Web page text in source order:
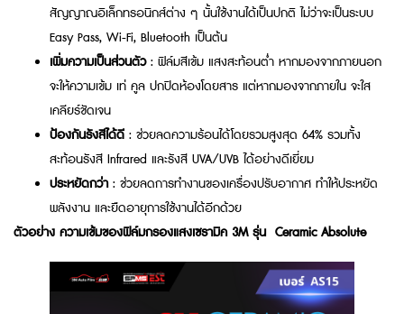
สัญญาณอิเล็กทรอนิกส์ต่าง ๆ นั้นใช้งานได้เป็นปกติ ไม่ว่าจะเป็นระบบ
Easy Pass, Wi-Fi, Bluetooth เป็นต้น
เพิ่มความเป็นส่วนตัว : ฟิล์มสีเข้ม แสงสะท้อนต่ำ หากมองจากภายนอก
จะให้ความเข้ม เท่ คูล ปกปิดห้องโดยสาร แต่หากมองจากภายใน จะใส
เคลียร์ชัดเจน
ป้องกันรังสีได้ดี : ช่วยลดความร้อนได้โดยรวมสูงสุด 64% รวมทั้ง
สะท้อนรังสี Infrared และรังสี UVA/UVB ได้อย่างดีเยี่ยม
ประหยัดกว่า : ช่วยลดการทำงานของเครื่องปรับอากาศ ทำให้ประหยัด
พลังงาน และยืดอายุการใช้งานได้อีกด้วย
ตัวอย่าง ความเข้มของฟิล์มกรองแสงเซรามิค 3M รุ่น Ceramic Absolute